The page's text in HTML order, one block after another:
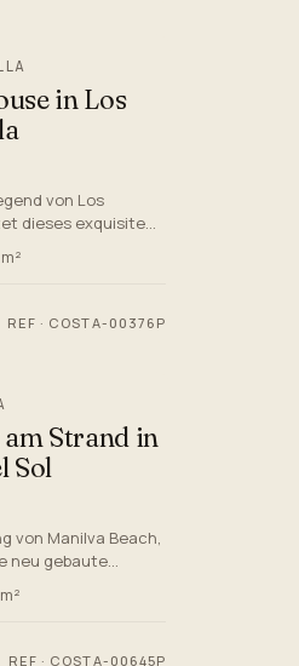
in Los
von Los
dieses exquisite
Luxus und Komfort,
REF · COSTA-00376P
Strand in
Sol
von Manilva Beach,
neu gebaute
Gelegenheit,
REF · COSTA-00645P